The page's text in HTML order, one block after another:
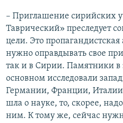
– Приглашение сирийских
Таврический» преследует
цели. Это
нужно оправдывать свое
так и в Сирии. Памятники в
основном исследовали
Германии, Франции,
шла о науке, то, скорее,
ним. К тому же, сейчас